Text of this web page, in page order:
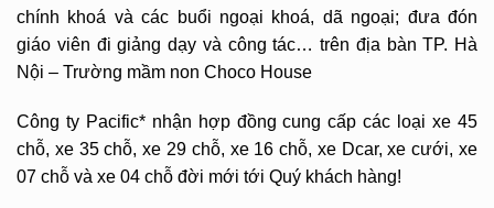
chính khoá và các buổi ngoại khoá, dã ngoại; đưa đón
giáo viên đi giảng dạy và công tác… trên địa bàn TP. Hà
Nội – Trường mầm non Choco House
Công ty Pacific* nhận hợp đồng cung cấp các loại xe 45
chỗ, xe 35 chỗ, xe 29 chỗ, xe 16 chỗ, xe Dcar, xe cưới, xe
07 chỗ và xe 04 chỗ đời mới tới Quý khách hàng!